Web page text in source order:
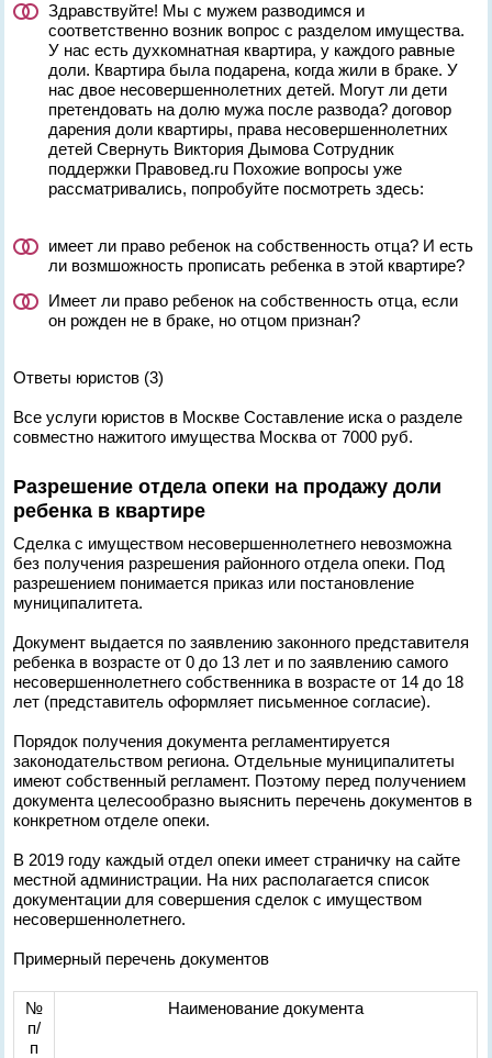
Здравствуйте! Мы с мужем разводимся и
соответственно возник вопрос с разделом имущества.
У нас есть духкомнатная квартира, у каждого равные
доли. Квартира была подарена, когда жили в браке. У
нас двое несовершеннолетних детей. Могут ли дети
претендовать на долю мужа после развода? договор
дарения доли квартиры, права несовершеннолетних
детей Свернуть Виктория Дымова Сотрудник
поддержки Правовед.ru Похожие вопросы уже
рассматривались, попробуйте посмотреть здесь:
имеет ли право ребенок на собственность отца? И есть
ли возмшожность прописать ребенка в этой квартире?
Имеет ли право ребенок на собственность отца, если
он рожден не в браке, но отцом признан?
Ответы юристов (3)
Все услуги юристов в Москве Составление иска о разделе
совместно нажитого имущества Москва от 7000 руб.
Разрешение отдела опеки на продажу доли
ребенка в квартире
Сделка с имуществом несовершеннолетнего невозможна
без получения разрешения районного отдела опеки. Под
разрешением понимается приказ или постановление
муниципалитета.
Документ выдается по заявлению законного представителя
ребенка в возрасте от 0 до 13 лет и по заявлению самого
несовершеннолетнего собственника в возрасте от 14 до 18
лет (представитель оформляет письменное согласие).
Порядок получения документа регламентируется
законодательством региона. Отдельные муниципалитеты
имеют собственный регламент. Поэтому перед получением
документа целесообразно выяснить перечень документов в
конкретном отделе опеки.
В 2019 году каждый отдел опеки имеет страничку на сайте
местной администрации. На них располагается список
документации для совершения сделок с имуществом
несовершеннолетнего.
Примерный перечень документов
№
п/
п
Наименование документа